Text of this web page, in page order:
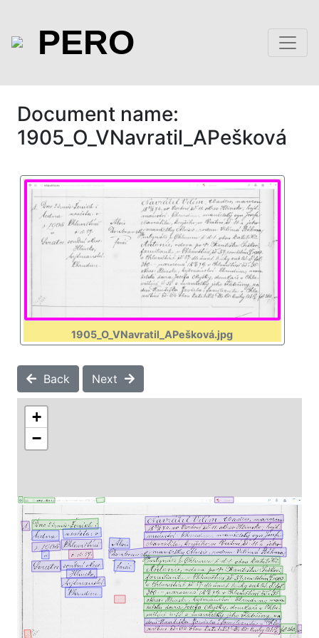
PERO
Document name:
1905_O_VNavratil_APešková
1905_O_VNavratil_APešková.jpg
Back Next
+
−